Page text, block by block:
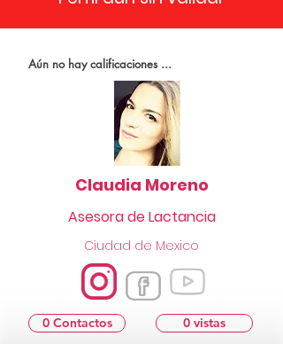
Aún no hay calificaciones ...
0 Contactos
Ciudad de Mexico
Claudia Moreno
Asesora de Lactancia
0 vistas